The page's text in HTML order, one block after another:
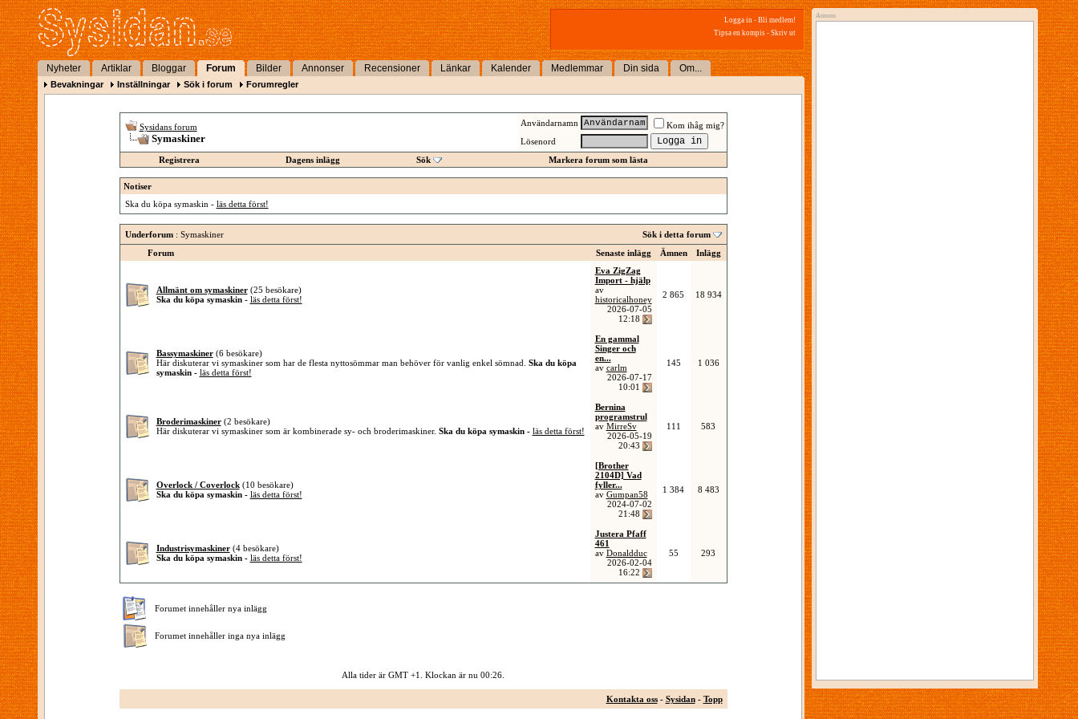
Logga in - Bli medlem!
Tipsa en kompis - Skriv ut
Nyheter Artiklar Bloggar Forum Bilder Annonser Recensioner Länkar Kalender Medlemmar Din sida Om...
Bevakningar Inställningar Sök i forum Forumregler
Sysidans forum
Symaskiner
Användarnamn
Kom ihåg mig?
Lösenord
Registrera
Dagens inlägg Sök Markera forum som lästa
Notiser
Ska du köpa symaskin - läs detta först!
Underforum: Symaskiner
Sök i detta forum
Forum
Senaste inlägg Ämnen Inlägg
Allmänt om symaskiner (25 besökare)
Ska du köpa symaskin - läs detta först!
Eva ZigZag
Import - hjälp
av
historicalhoney
2026-07-05
12:18
2 865 18 934
Bassymaskiner (6 besökare)
Här diskuterar vi symaskiner som har de flesta nyttosömmar man behöver för vanlig enkel sömnad. Ska du köpa
symaskin - läs detta först!
En gammal
Singer och
en...
av carlm
2026-07-17
10:01
145 1 036
Broderimaskiner (2 besökare)
Här diskuterar vi symaskiner som är kombinerade sy- och broderimaskiner. Ska du köpa symaskin - läs detta först!
Bernina
programstrul
av MirreSv
2026-05-19
20:43
111 583
Overlock / Coverlock (10 besökare)
Ska du köpa symaskin - läs detta först!
[Brother
2104D] Vad
fyller...
av Gumpan58
2024-07-02
21:48
1 384 8 483
Industrisymaskiner (4 besökare)
Ska du köpa symaskin - läs detta först!
Justera Pfaff
461
av Donaldduc
2026-02-04
16:22
55 293
Forumet innehåller nya inlägg
Forumet innehåller inga nya inlägg
Alla tider är GMT +1. Klockan är nu 00:26
Kontakta oss- Sysidan- Topp
Annons